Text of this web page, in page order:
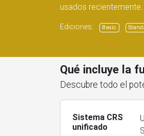
usados
Ediciones: Basic
Qué incluye la
Descubre todo el
Sistema CRS
unificado